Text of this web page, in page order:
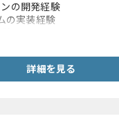
の開発経験
の実装経験
詳細を見る